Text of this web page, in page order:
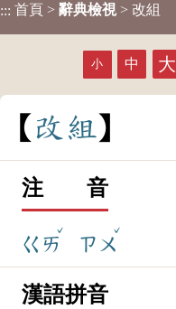
::: 首頁 > 辭典檢視 > 改組
小 中 大
改 組
注 音
ㄍㄞ
ˇ
ㄗㄨ
ˇ
漢語拼音